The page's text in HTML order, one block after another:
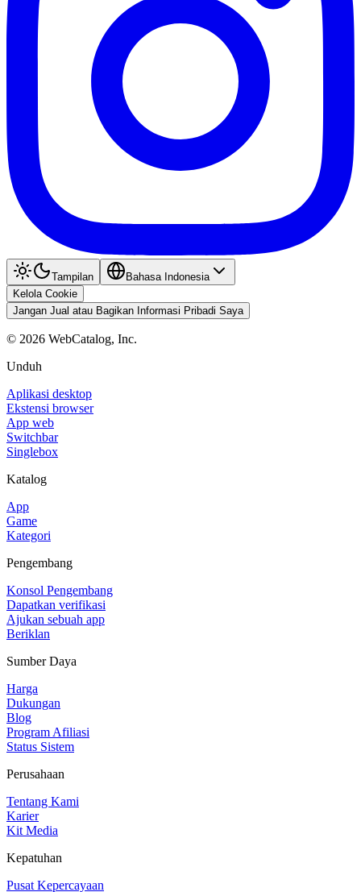
Tampilan
Bahasa Indonesia
Kelola Cookie
Jangan Jual atau Bagikan Informasi Pribadi Saya
© 2026 WebCatalog, Inc.
Unduh
Aplikasi desktop
Ekstensi browser
App web
Switchbar
Singlebox
Katalog
App
Game
Kategori
Pengembang
Konsol Pengembang
Dapatkan verifikasi
Ajukan sebuah app
Beriklan
Sumber Daya
Harga
Dukungan
Blog
Program Afiliasi
Status Sistem
Perusahaan
Tentang Kami
Karier
Kit Media
Kepatuhan
Pusat Kepercayaan